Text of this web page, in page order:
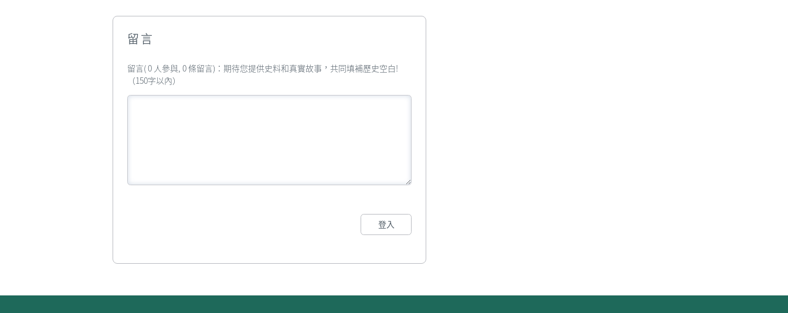
留言
留言( 0 人參與, 0 條留言)：期待您提供史料和真實故事，共同填補歷史空白!
（150字以內）
登入